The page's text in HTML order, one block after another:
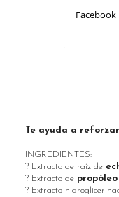
Facebook
Te ayuda a
INGREDIENTES:
? Extracto de raíz de
? Extracto de propóleo
? Extracto